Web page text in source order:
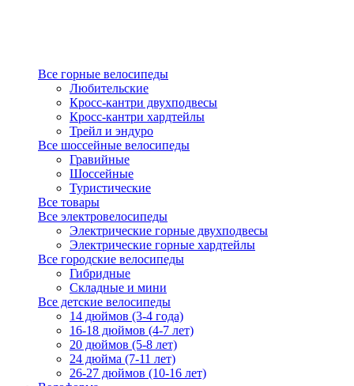
Все горные велосипеды
Любительские
Кросс-кантри двухподвесы
Кросс-кантри хардтейлы
Трейл и эндуро
Все шоссейные велосипеды
Гравийные
Шоссейные
Туристические
Все товары
Все электровелосипеды
Электрические горные двухподвесы
Электрические горные хардтейлы
Все городские велосипеды
Гибридные
Складные и мини
Все детские велосипеды
14 дюймов (3-4 года)
16-18 дюймов (4-7 лет)
20 дюймов (5-8 лет)
24 дюйма (7-11 лет)
26-27 дюймов (10-16 лет)